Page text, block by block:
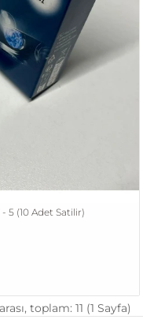
5 (10 Adet Satilir)
toplam: 11 (1 Sayfa)